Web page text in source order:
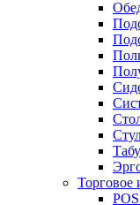
Торговое